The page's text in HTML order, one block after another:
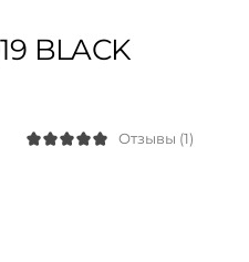
BLACK
Отзывы (1)